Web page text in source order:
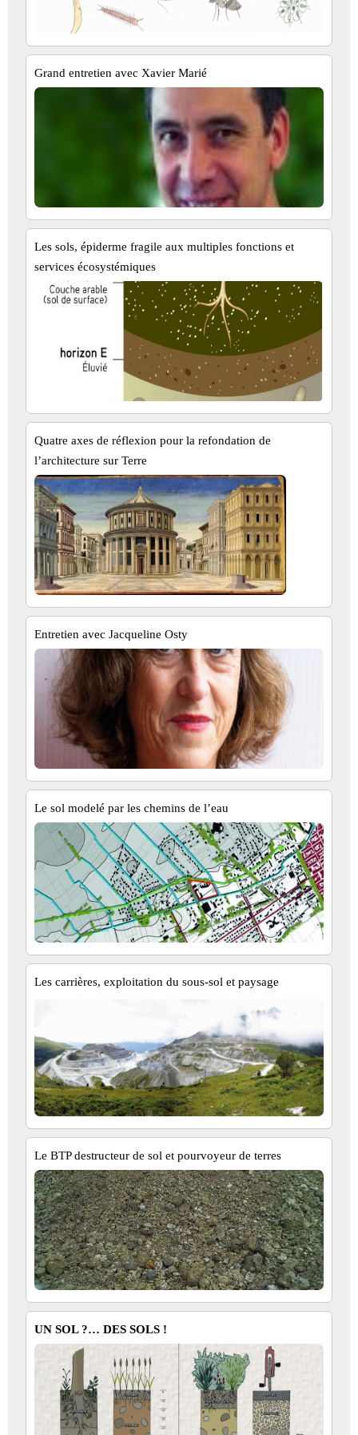
Grand entretien avec Xavier Marié
Les sols, épiderme fragile aux multiples fonctions et
services écosystémiques
Quatre axes de réflexion pour la refondation de
l’architecture sur Terre
Entretien avec Jacqueline Osty
Le sol modelé par les chemins de l’eau
Les carrières, exploitation du sous-sol et paysage
Le BTP destructeur de sol et pourvoyeur de terres
UN SOL ?… DES SOLS !